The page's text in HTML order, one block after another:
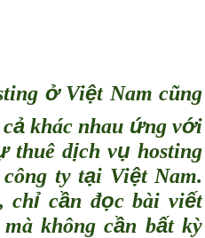
ởViệt Nam cũng
ảkhác nhau ứng với
thuê dịch vụ hosting
ty tại Việt Nam.
chỉcần đọc bài viết
không cần bất kỳ